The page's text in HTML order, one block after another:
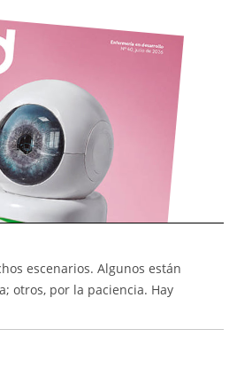
escenarios. Algunos están
otros, por la paciencia. Hay